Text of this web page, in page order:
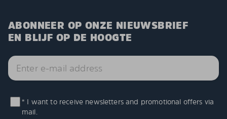
ABONNEER OP ONZE NIEUWSBRIEF
EN BLIJF OP DE HOOGTE
* I want to receive newsletters and promotional offers via
mail.